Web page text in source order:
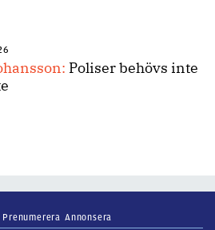
Poliser behövs inte
Prenumerera Annonsera